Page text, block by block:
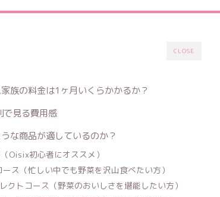
CLOSE
族の料金は1ヶ月いくらかかるか？
で見る費用感
な商品が適しているのか？
Oisix初心者にオススメ）
ス（忙しい中でも野菜を沢山食べたい方）
クトコース（野菜のおいしさを堪能したい方）